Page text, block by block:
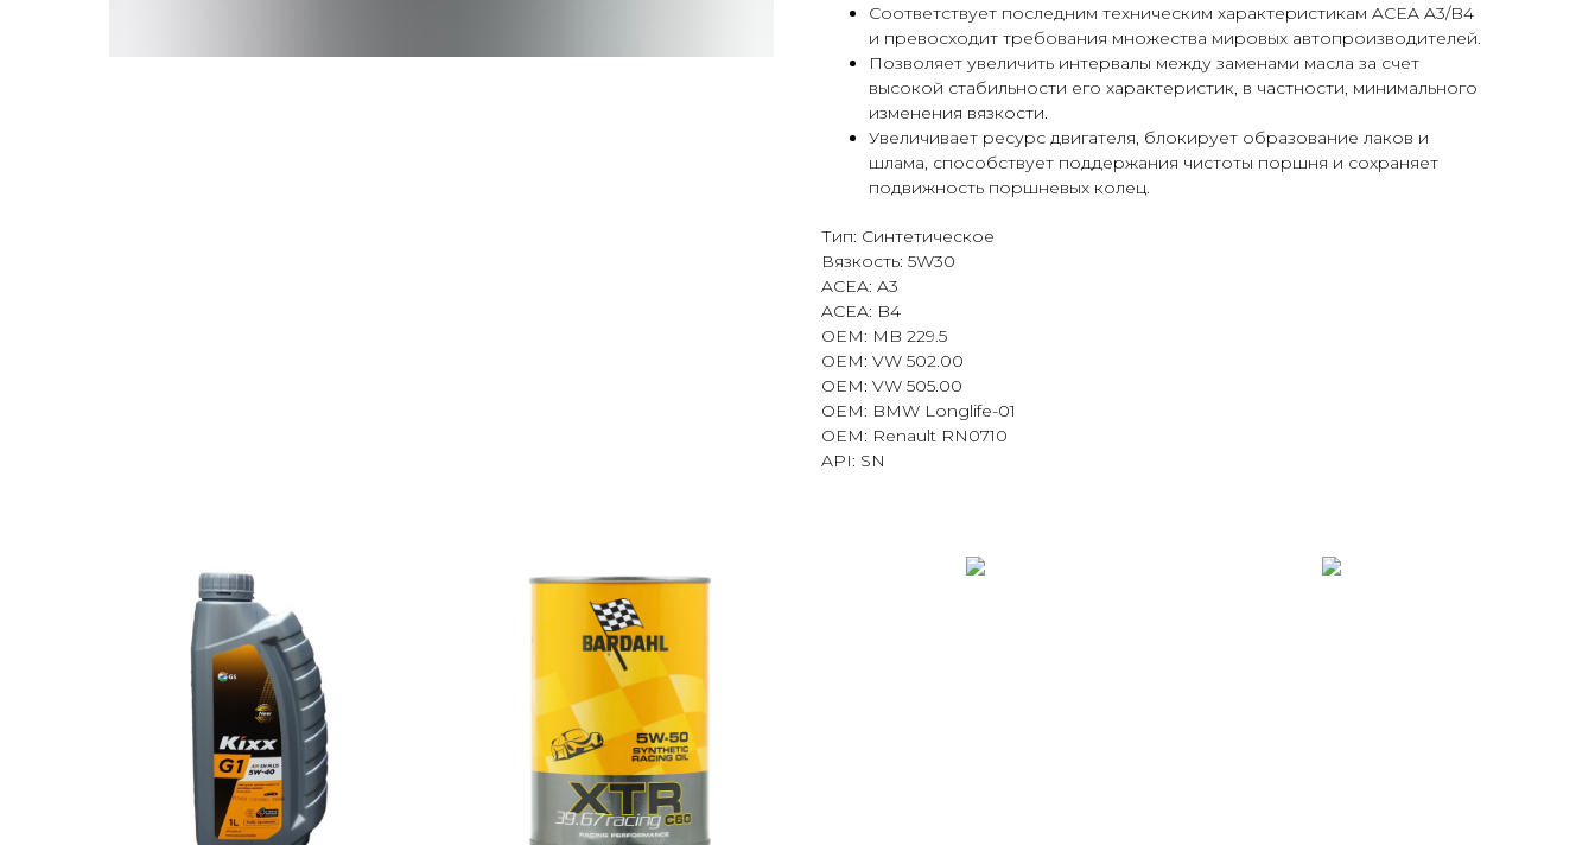
Соответствует последним техническим характеристикам ACEA A3/B4
и превосходит требования множества мировых автопроизводителей.
Позволяет увеличить интервалы между заменами масла за счет
высокой стабильности его характеристик, в частности, минимального
изменения вязкости.
Увеличивает ресурс двигателя, блокирует образование лаков и
шлама, способствует поддержания чистоты поршня и сохраняет
подвижность поршневых колец.
Тип: Синтетическое
Вязкость: 5W30
ACEA: A3
ACEA: B4
OEM: MB 229.5
OEM: VW 502.00
OEM: VW 505.00
OEM: BMW Longlife-01
OEM: Renault RN0710
API: SN